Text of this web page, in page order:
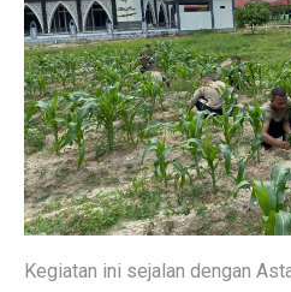
Kegiatan ini sejalan dengan